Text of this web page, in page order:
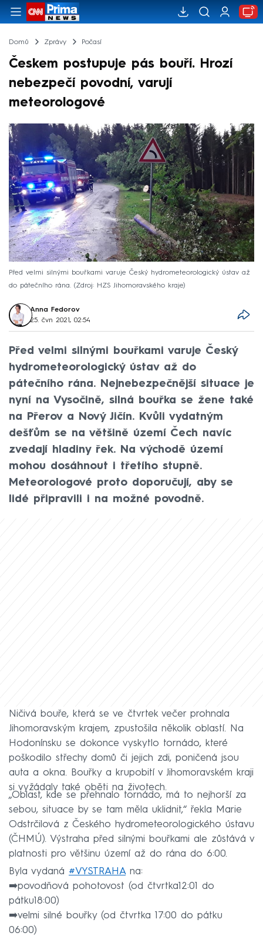
Domů Zprávy Počasí
Českem postupuje pás bouří. Hrozí
nebezpečí povodní, varují
meteorologové
Před velmi silnými bouřkami varuje Český hydrometeorologický ústav až
do pátečního rána.
Zdroj: HZS Jihomoravského kraje
Anna Fedorov
25. čvn 2021, 02:54
Před velmi silnými bouřkami varuje Český
hydrometeorologický ústav až do
pátečního rána. Nejnebezpečnější situace je
nyní na Vysočině, silná bouřka se žene také
na Přerov a Nový Jičín. Kvůli vydatným
dešťům se na většině území Čech navíc
zvedají hladiny řek. Na východě území
mohou dosáhnout i třetího stupně.
Meteorologové proto doporučují, aby se
lidé připravili i na možné povodně.
Ničivá bouře, která se ve čtvrtek večer prohnala
Jihomoravským krajem, zpustošila několik oblastí. Na
Hodonínsku se dokonce vyskytlo tornádo, které
poškodilo střechy domů či jejich zdi, poničená jsou
auta a okna. Bouřky a krupobití v Jihomoravském kraji
si vyžádaly také oběti na životech.
„Oblast, kde se přehnalo tornádo, má to nejhorší za
sebou, situace by se tam měla uklidnit,“ řekla Marie
Odstrčilová z Českého hydrometeorologického ústavu
(ČHMÚ). Výstraha před silnými bouřkami ale zůstává v
platnosti pro většinu území až do rána do 6:00.
Byla vydaná #VYSTRAHAna:
➡️povodňová pohotovost (od čtvrtka12:01 do
pátku18:00)
➡️velmi silné bouřky (od čtvrtka 17:00 do pátku
06:00)